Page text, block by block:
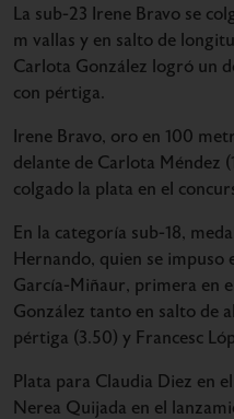
La sub-23 Irene Bravo se
m vallas y en salto de
Carlota González logró un
con pértiga.
Irene Bravo, oro en 100
delante de Carlota Méndez
colgado la plata en el
En la categoría sub-18,
Hernando, quien se impuso
García-Miñaur, primera en
González tanto en salto de
pértiga (3.50) y Francesc
Plata para Claudia Diez en
Nerea Quijada en el